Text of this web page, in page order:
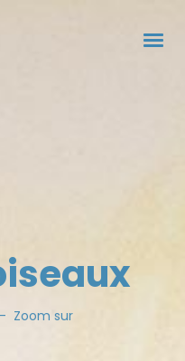
Zoom sur